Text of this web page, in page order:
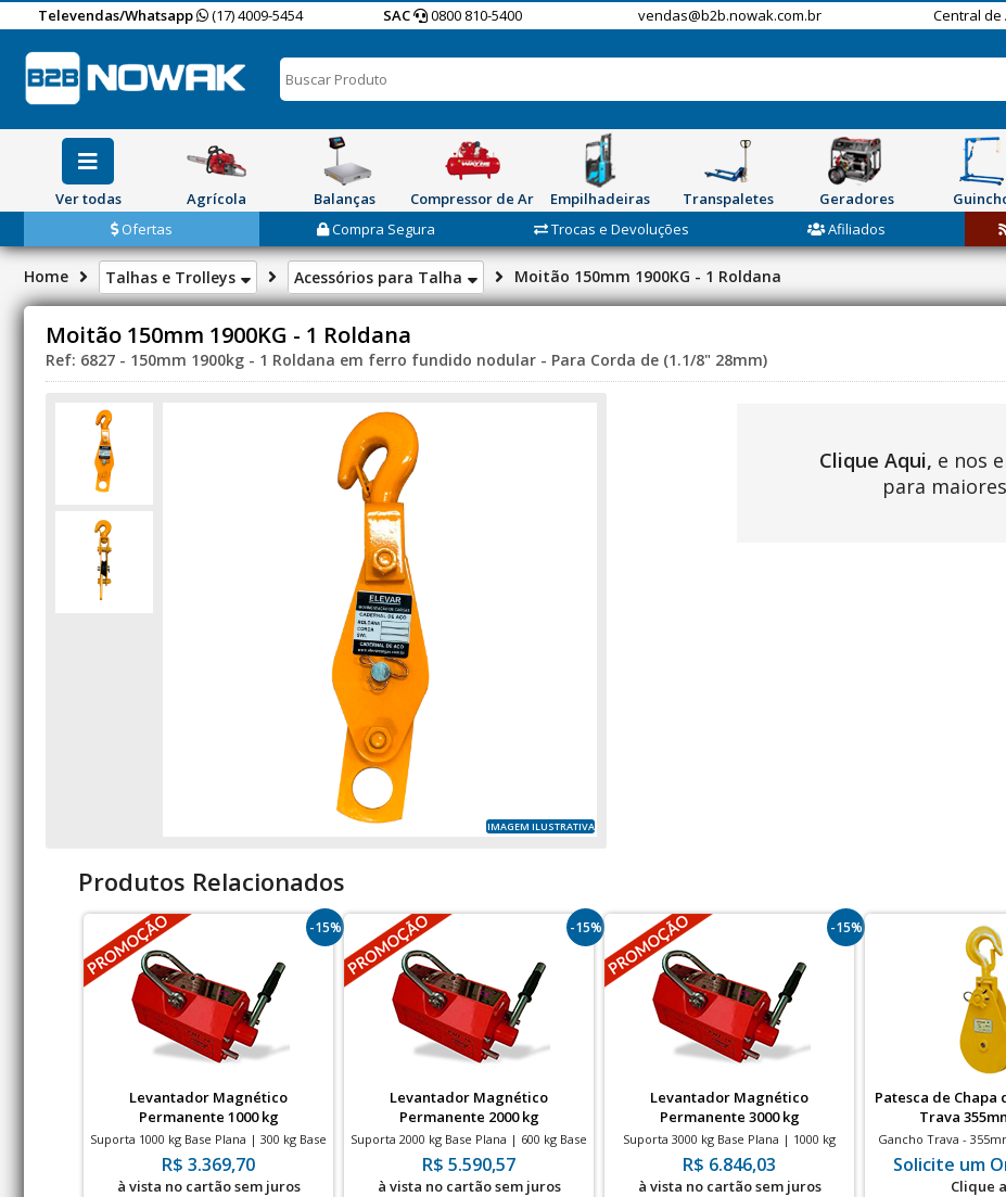
Televendas/Whatsapp (17) 4009-5454 SAC 0800 810-5400 vendas@b2b.nowak.com.br Central de
Ver todas Agrícola Balanças Compressor de Ar Empilhadeiras Transpaletes Geradores
Ofertas
Compra Segura Trocas e Devoluções Afiliados
Home Talhas e Trolleys Acessórios para Talha Moitão 150mm 1900KG - 1 Roldana
Moitão 150mm 1900KG - 1 Roldana
Ref: 6827 - 150mm 1900kg - 1 Roldana em ferro fundido nodular - Para Corda de (1.1/8" 28mm)
IMAGEM ILUSTRATIVA
Clique Aqui, e nos
para
Produtos Relacionados
-15%
Levantador Magnético
Permanente 1000 kg
Suporta 1000 kg Base Plana | 300 kg Base
Cilindrica
R$ 3.369,70
à vista no cartão sem juros
-15%
Levantador Magnético
Permanente 2000 kg
Suporta 2000 kg Base Plana | 600 kg Base
Cilindrica
R$ 5.590,57
à vista no cartão sem juros
-15%
Levantador Magnético
Permanente 3000 kg
Suporta 3000 kg Base Plana | 1000 kg
Base Cilindrica
R$ 6.846,03
à vista no cartão sem juros
Patesca de Chapa
Trava
Gancho Trava -
cabo de 7/
Solicite um
Clique